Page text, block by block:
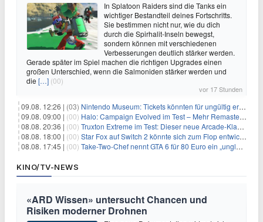
In Splatoon Raiders sind die Tanks ein
wichtiger Bestandteil deines Fortschritts.
Sie bestimmen nicht nur, wie du dich
durch die Spirhalit-Inseln bewegst,
sondern können mit verschiedenen
Verbesserungen deutlich stärker werden.
Gerade später im Spiel machen die richtigen Upgrades einen
großen Unterschied, wenn die Salmoniden stärker werden und
die […] (00)
vor 17 Stunden
09.08. 12:26 | (03) Nintendo Museum: Tickets könnten für ungültig erklärt werden!
09.08. 09:00 | (00) Halo: Campaign Evolved im Test – Mehr Remaster als Remake
08.08. 20:36 | (00) Truxton Extreme im Test: Dieser neue Arcade-Klassiker verzeiht dir gar nichts
08.08. 18:00 | (00) Star Fox auf Switch 2 könnte sich zum Flop entwickeln
08.08. 17:45 | (00) Take-Two-Chef nennt GTA 6 für 80 Euro ein „unglaubliches Schnäppchen“
KINO/TV-NEWS
«ARD Wissen» untersucht Chancen und
Risiken moderner Drohnen